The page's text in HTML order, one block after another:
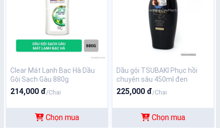
Clear Mát Lạnh Bạc Hà Dầu
Gội Sạch Gàu 880g
214,000 đ/Chai
Chọn mua
Dầu gội TSUBAKI Phục hồi
chuyên sâu 450ml đen
225,000 đ/Chai
Chọn mua